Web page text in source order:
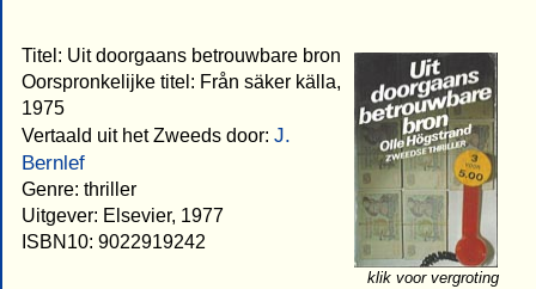
klik voor vergroting
Titel: Uit doorgaans betrouwbare bron
Oorspronkelijke titel: Från säker källa,
1975
Vertaald uit het Zweeds door: J.
Bernlef
Genre: thriller
Uitgever: Elsevier, 1977
ISBN10: 9022919242